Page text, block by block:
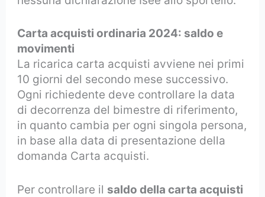
Carta acquisti ordinaria 2024: saldo e
movimenti
La ricarica carta acquisti avviene nei primi
10 giorni del secondo mese successivo.
Ogni richiedente deve controllare la data
di decorrenza del bimestre di riferimento,
in quanto cambia per ogni singola persona,
in base alla data di presentazione della
domanda Carta acquisti.
Per controllare il saldo della carta acquisti